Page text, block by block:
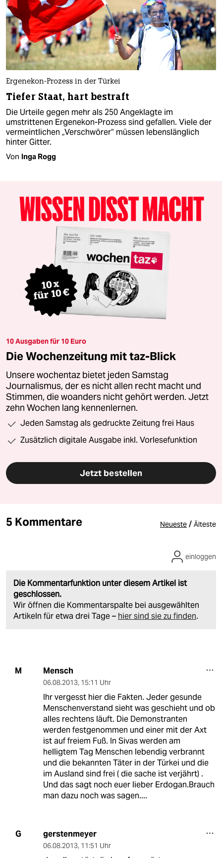
Ergenekon-Prozess in der Türkei
Tiefer Staat, hart bestraft
Die Urteile gegen mehr als 250 Angeklagte im
umstrittenen Ergenekon-Prozess sind gefallen. Viele der
vermeintlichen „Verschwörer“ müssen lebenslänglich
hinter Gitter.
Von Inga Rogg
10 Ausgaben für 10 Euro
Die Wochenzeitung mit taz-Blick
Unsere wochentaz bietet jeden Samstag
Journalismus, der es nicht allen recht macht und
Stimmen, die woanders nicht gehört werden. Jetzt
zehn Wochen lang kennenlernen.
Jeden Samstag als gedruckte Zeitung frei Haus
Zusätzlich digitale Ausgabe inkl. Vorlesefunktion
Jetzt bestellen
5 Kommentare Neueste / Älteste
Die Kommentarfunktion unter diesem Artikel ist
geschlossen.
Wir öffnen die Kommentarspalte bei ausgewählten
Artikeln für etwa drei Tage – hier sind sie zu finden.
einloggen
M Mensch
06.08.2013, 15:11 Uhr
Ihr vergesst hier die Fakten. Jeder gesunde
Menschenverstand sieht was geschieht und ob
alles rechtens läuft. Die Demonstranten
werden festgenommen und einer mit der Axt
ist auf freiem Fuß. In Sivas werden am
helligtem Tag Menschen lebendig verbrannt
und die bekannten Täter in der Türkei und die
im Ausland sind frei ( die sache ist verjährt) .
Und das sagt noch euer lieber Erdogan.Brauch
man dazu noch was sagen....
G gerstenmeyer
06.08.2013, 11:51 Uhr